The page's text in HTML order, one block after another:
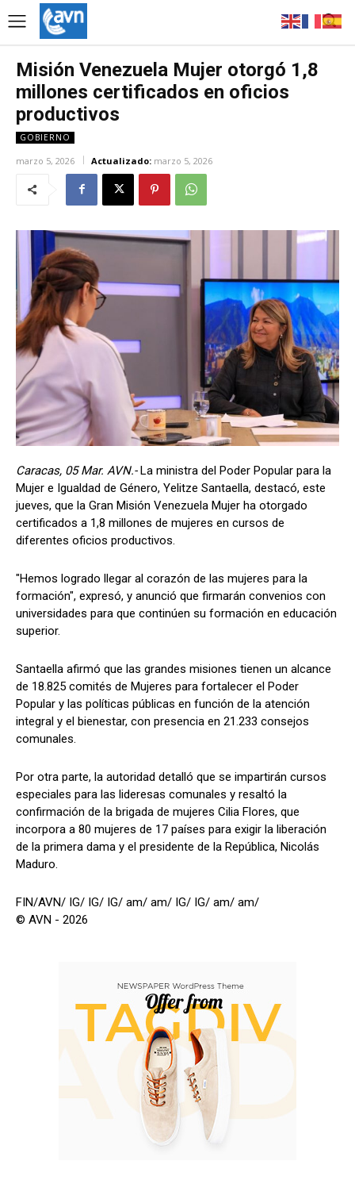
Misión Venezuela Mujer otorgó 1,8
millones certificados en oficios
productivos
GOBIERNO
marzo 5, 2026 Actualizado: marzo 5, 2026
Caracas, 05 Mar. AVN.-La ministra del Poder Popular para la
Mujer e Igualdad de Género, Yelitze Santaella, destacó, este
jueves, que la Gran Misión Venezuela Mujer ha otorgado
certificados a 1,8 millones de mujeres en cursos de
diferentes oficios productivos.
"Hemos logrado llegar al corazón de las mujeres para la
formación", expresó, y anunció que firmarán convenios con
universidades para que continúen su formación en educación
superior.
Santaella afirmó que las grandes misiones tienen un alcance
de 18.825 comités de Mujeres para fortalecer el Poder
Popular y las políticas públicas en función de la atención
integral y el bienestar, con presencia en 21.233 consejos
comunales.
Por otra parte, la autoridad detalló que se impartirán cursos
especiales para las lideresas comunales y resaltó la
confirmación de la brigada de mujeres Cilia Flores, que
incorpora a 80 mujeres de 17 países para exigir la liberación
de la primera dama y el presidente de la República, Nicolás
Maduro.
FIN/AVN/ IG/ IG/ IG/ am/ am/ IG/ IG/ am/ am/
© AVN - 2026